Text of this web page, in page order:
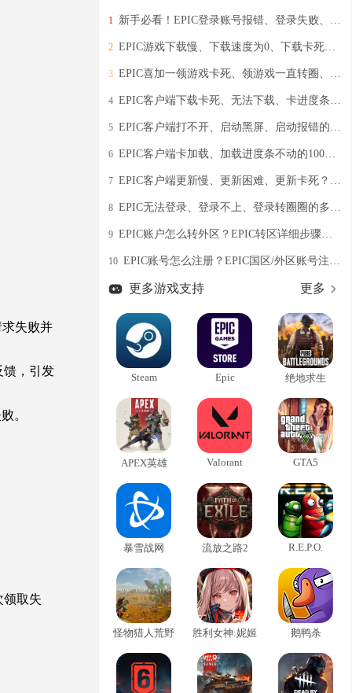
失败并
馈，引发
。
领取失
1 新手必看！EPIC登录账号报错、登录失败、无法登录的超全解决策略
2 EPIC游戏下载慢、下载速度为0、下载卡死的多种解决策略
3 EPIC喜加一领游戏卡死、领游戏一直转圈、无法领取游戏的解决办法分享
4 EPIC客户端下载卡死、无法下载、卡进度条99%的核心解决办法分享
5 EPIC客户端打不开、启动黑屏、启动报错的有效解决策略分享
6 EPIC客户端卡加载、加载进度条不动的100%有效解决办法
7 EPIC客户端更新慢、更新困难、更新卡死？雷神加速器快速解决！
8 EPIC无法登录、登录不上、登录转圈圈的多种解决策略
9 EPIC账户怎么转外区？EPIC转区详细步骤教程分享
10 EPIC账号怎么注册？EPIC国区/外区账号注册详细步骤分享
更多游戏支持 更多
Steam Epic 绝地求生
APEX英雄 Valorant GTA5
暴雪战网 流放之路2 R.E.P.O.
怪物猎人荒野 胜利女神:妮姬 鹅鸭杀